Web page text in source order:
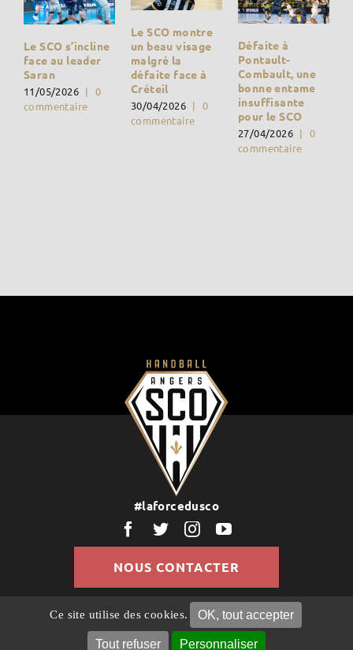
Ce site utilise des cookies. OK, tout accepter
Tout refuser Personnaliser
Le SCO s’incline
face au leader
Saran
11/05/2026 |
0
commentaire
Le SCO montre
un beau visage
malgré la
défaite face à
Créteil
30/04/2026 |
0
commentaire
Défaite à
Pontault-
Combault, une
bonne entame
insuffisante
pour le SCO
27/04/2026 |
0
commentaire
#laforcedusco
NOUS CONTACTER
© Copyright 2022 | Tous droits réservés | Politique de
Confidentialité
Mentions légales Gestion des